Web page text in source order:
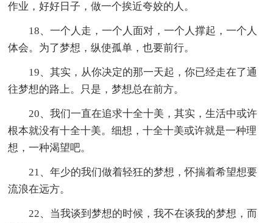
作业，好好日子，做一个挨近夸姣的人。
18、一个人走，一个人面对，一个人撑起，一个人
体会。为了梦想，纵使孤单，也要前行。
19、其实，从你决定的那一天起，你已经走在了通
往梦想的路上。只是，梦想总在前方。
20、我们一直在追求十全十美，其实，生活中或许
根本就没有十全十美。细想，十全十美或许就是一种理
想，一种渴望吧。
21、年少的我们做着轻狂的梦想，怀揣着希望想要
流浪在远方。
22、当我谈到梦想的时候，我不在谈我的梦想，而